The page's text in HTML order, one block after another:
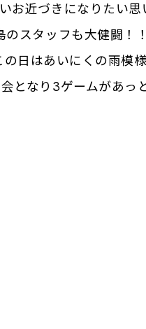
お近づきになりたい
スタッフも大健闘！
日はあいにくの雨模
となり3ゲームがあっ